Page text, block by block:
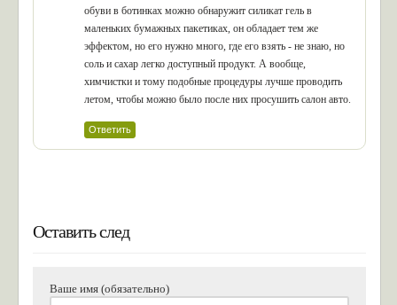
обуви в ботинках можно обнаружит силикат гель в
маленьких бумажных пакетиках, он обладает тем же
эффектом, но его нужно много, где его взять - не знаю, но
соль и сахар легко доступный продукт. А вообще,
химчистки и тому подобные процедуры лучше проводить
летом, чтобы можно было после них просушить салон авто.
Ответить
Оставить след
Ваше имя (обязательно)